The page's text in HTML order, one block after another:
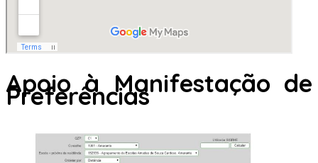
Apoio à Manifestação de
Preferências